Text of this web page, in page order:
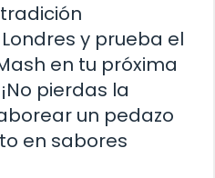
y prueba el
en tu próxima
pierdas la
un pedazo
en sabores